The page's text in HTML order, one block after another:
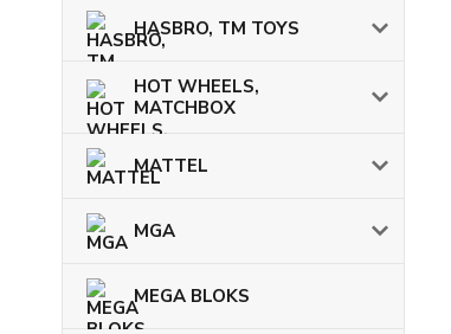
HASBRO, TM TOYS
HOT WHEELS,
MATCHBOX
MATTEL
MGA
MEGA BLOKS